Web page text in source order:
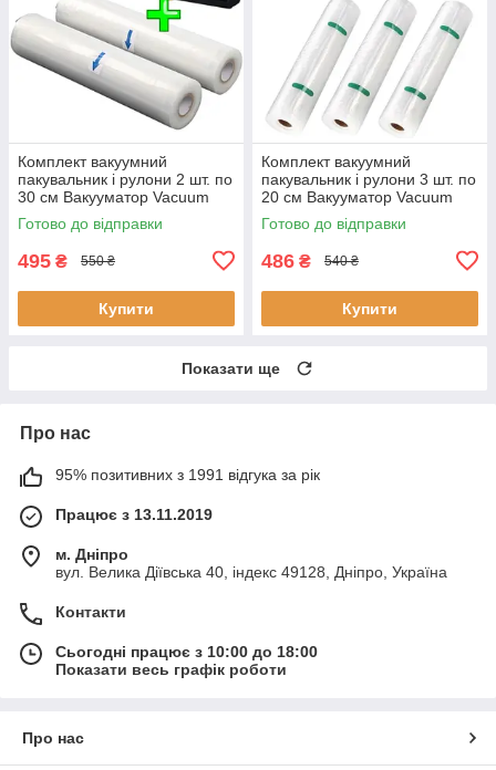
Комплект вакуумний
пакувальник і рулони 2 шт. по
30 см Вакууматор Vacuum
Sealer і рулони для
вакуумування
Готово до відправки
495 ₴ 550 ₴
Купити
Комплект вакуумний
пакувальник і рулони 3 шт. по
20 см Вакууматор Vacuum
Sealer і рулони для
вакуумування
Готово до відправки
486 ₴ 540 ₴
Купити
Показати ще
Про нас
95% позитивних з 1991 відгука за рік
Працює з 13.11.2019
м. Дніпро
вул. Велика Діївська 40, індекс 49128, Дніпро, Україна
Контакти
Сьогодні працює з 10:00 до 18:00
Показати весь графік роботи
Про нас